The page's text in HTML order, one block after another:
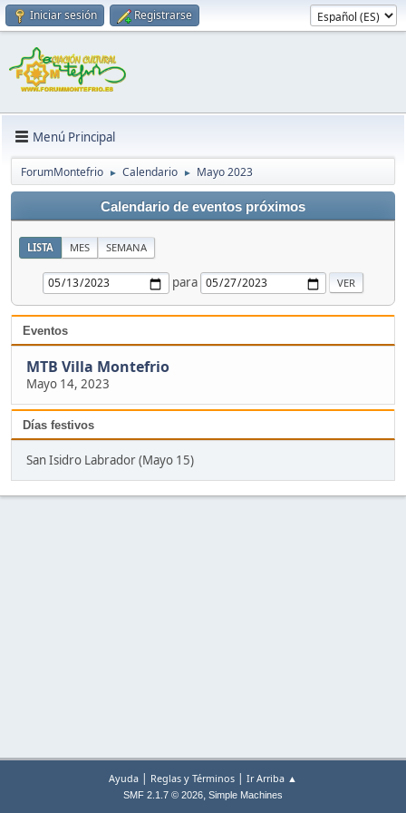
Iniciar sesión Registrarse
Menú Principal
ForumMontefrio ► Calendario ► Mayo 2023
Calendario de eventos próximos
LISTA MES SEMANA
para
Eventos
MTB Villa Montefrio
Mayo 14, 2023
Días festivos
San Isidro Labrador (Mayo 15)
Ayuda | Reglas y Términos | Ir Arriba ▲
SMF 2.1.7 © 2026, Simple Machines